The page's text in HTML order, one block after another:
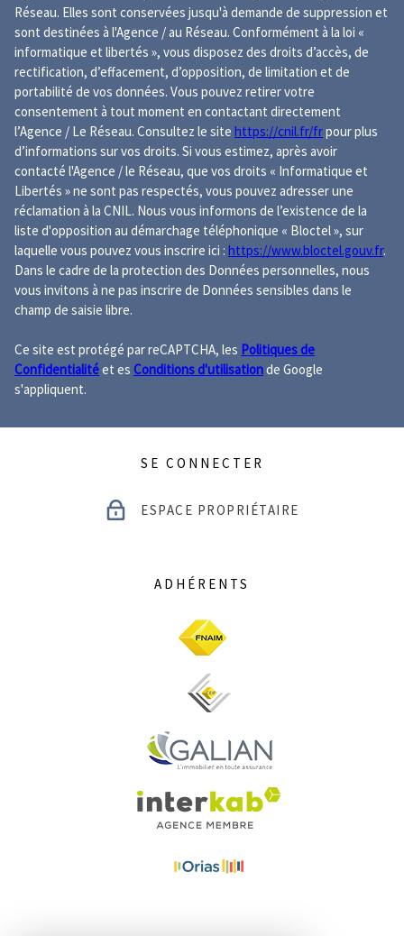
Réseau. Elles sont conservées jusqu'à demande de suppression et
sont destinées à l'Agence / au Réseau. Conformément à la loi «
informatique et libertés », vous disposez des droits d’accès, de
rectification, d’effacement, d’opposition, de limitation et de
portabilité de vos données. Vous pouvez retirer votre
consentement à tout moment en contactant directement
l’Agence / Le Réseau. Consultez le site https://cnil.fr/frpour plus
d’informations sur vos droits. Si vous estimez, après avoir
contacté l'Agence / le Réseau, que vos droits « Informatique et
Libertés » ne sont pas respectés, vous pouvez adresser une
réclamation à la CNIL. Nous vous informons de l’existence de la
liste d'opposition au démarchage téléphonique « Bloctel », sur
laquelle vous pouvez vous inscrire ici : https://www.bloctel.gouv.fr.
Dans le cadre de la protection des Données personnelles, nous
vous invitons à ne pas inscrire de Données sensibles dans le
champ de saisie libre.
Ce site est protégé par reCAPTCHA, les Politiques de
Confidentialitéet es Conditions d'utilisationde Google
s'appliquent.
SE CONNECTER
ESPACE PROPRIÉTAIRE
ADHÉRENTS